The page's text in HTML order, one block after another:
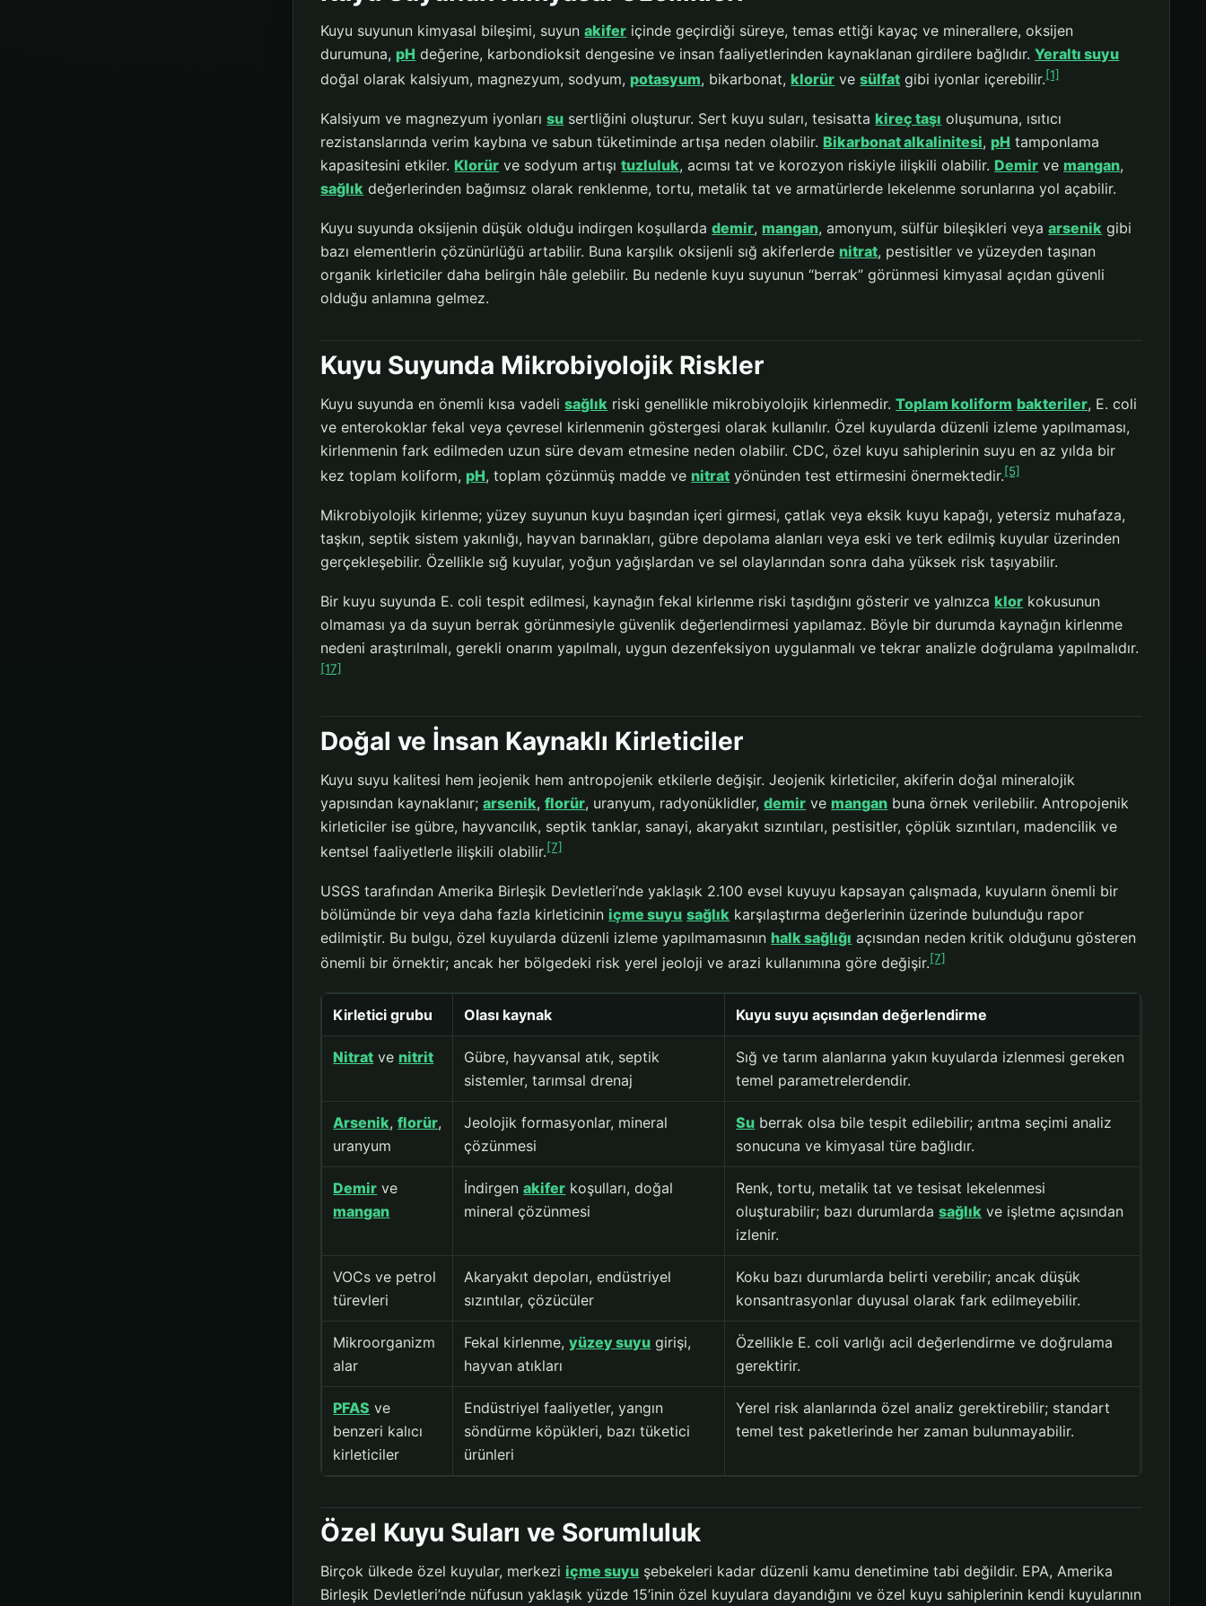
Kuyu suyunun kimyasal bileşimi, suyunakifer içinde geçirdiği süreye, temas ettiği kayaç ve minerallere, oksijen
durumuna, pH değerine, karbondioksit dengesine ve insan faaliyetlerinden kaynaklanan girdilere bağlıdır.Yeraltı suyu
doğal olarak kalsiyum, magnezyum, sodyum, potasyum, bikarbonat, klorür vesülfat gibi iyonlar içerebilir.[1]
Kalsiyum ve magnezyum iyonlarısu sertliğini oluşturur. Sert kuyu suları, tesisatta kireç taşı oluşumuna, ısıtıcı
rezistanslarında verim kaybına ve sabun tüketiminde artışa neden olabilir. Bikarbonat alkalinitesi, pH tamponlama
kapasitesini etkiler. Klorür ve sodyum artışıtuzluluk, acımsı tat ve korozyon riskiyle ilişkili olabilir. Demir ve mangan,
sağlık değerlerinden bağımsız olarak renklenme, tortu, metalik tat ve armatürlerde lekelenme sorunlarına yol açabilir.
Kuyu suyunda oksijenin düşük olduğu indirgen koşullardademir, mangan, amonyum, sülfür bileşikleri veyaarsenik gibi
bazı elementlerin çözünürlüğü artabilir. Buna karşılık oksijenli sığ akiferlerde nitrat, pestisitler ve yüzeyden taşınan
organik kirleticiler daha belirgin hâle gelebilir. Bu nedenle kuyu suyunun “berrak” görünmesi kimyasal açıdan güvenli
olduğu anlamına gelmez.
Kuyu Suyunda Mikrobiyolojik Riskler
Kuyu suyunda en önemli kısa vadelisağlık riski genellikle mikrobiyolojik kirlenmedir.Toplam koliform bakteriler, E. coli
ve enterokoklar fekal veya çevresel kirlenmenin göstergesi olarak kullanılır. Özel kuyularda düzenli izleme yapılmaması,
kirlenmenin fark edilmeden uzun süre devam etmesine neden olabilir. CDC, özel kuyu sahiplerinin suyu en az yılda bir
kez toplam koliform, pH, toplam çözünmüş madde ve nitrat yönünden test ettirmesini önermektedir.[5]
Mikrobiyolojik kirlenme; yüzey suyunun kuyu başından içeri girmesi, çatlak veya eksik kuyu kapağı, yetersiz muhafaza,
taşkın, septik sistem yakınlığı, hayvan barınakları, gübre depolama alanları veya eski ve terk edilmiş kuyular üzerinden
gerçekleşebilir. Özellikle sığ kuyular, yoğun yağışlardan ve sel olaylarından sonra daha yüksek risk taşıyabilir.
Bir kuyu suyunda E. coli tespit edilmesi, kaynağın fekal kirlenme riski taşıdığını gösterir ve yalnızca klor kokusunun
olmaması ya da suyun berrak görünmesiyle güvenlik değerlendirmesi yapılamaz. Böyle bir durumda kaynağın kirlenme
nedeni araştırılmalı, gerekli onarım yapılmalı, uygun dezenfeksiyon uygulanmalı ve tekrar analizle doğrulama yapılmalıdır.
[17]
Doğal ve İnsan Kaynaklı Kirleticiler
Kuyu suyu kalitesi hem jeojenik hem antropojenik etkilerle değişir. Jeojenik kirleticiler, akiferin doğal mineralojik
yapısından kaynaklanır;arsenik,florür, uranyum, radyonüklidler,demir ve mangan buna örnek verilebilir. Antropojenik
kirleticiler ise gübre, hayvancılık, septik tanklar, sanayi, akaryakıt sızıntıları, pestisitler, çöplük sızıntıları, madencilik ve
kentsel faaliyetlerle ilişkili olabilir.[7]
USGS tarafından Amerika Birleşik Devletleri’nde yaklaşık 2.100 evsel kuyuyu kapsayan çalışmada, kuyuların önemli bir
bölümünde bir veya daha fazla kirleticinin içme suyu sağlık karşılaştırma değerlerinin üzerinde bulunduğu rapor
edilmiştir. Bu bulgu, özel kuyularda düzenli izleme yapılmamasının halk sağlığı açısından neden kritik olduğunu gösteren
önemli bir örnektir; ancak her bölgedeki risk yerel jeoloji ve arazi kullanımına göre değişir.[7]
Kirletici grubu Olası kaynak Kuyu suyu açısından değerlendirme
Nitrat ve nitrit
Gübre, hayvansal atık, septik
sistemler, tarımsal drenaj
Sığ ve tarım alanlarına yakın kuyularda izlenmesi gereken
temel parametrelerdendir.
Arsenik,florür,
uranyum
Jeolojik formasyonlar, mineral
çözünmesi
Su berrak olsa bile tespit edilebilir; arıtma seçimi analiz
sonucuna ve kimyasal türe bağlıdır.
Demir ve
mangan
İndirgenakifer koşulları, doğal
mineral çözünmesi
Renk, tortu, metalik tat ve tesisat lekelenmesi
oluşturabilir; bazı durumlardasağlık ve işletme açısından
izlenir.
VOCs ve petrol
türevleri
Akaryakıt depoları, endüstriyel
sızıntılar, çözücüler
Koku bazı durumlarda belirti verebilir; ancak düşük
konsantrasyonlar duyusal olarak fark edilmeyebilir.
Mikroorganizm
alar
Fekal kirlenme,yüzey suyu girişi,
hayvan atıkları
Özellikle E. coli varlığı acil değerlendirme ve doğrulama
gerektirir.
PFAS ve
benzeri kalıcı
kirleticiler
Endüstriyel faaliyetler, yangın
söndürme köpükleri, bazı tüketici
ürünleri
Yerel risk alanlarında özel analiz gerektirebilir; standart
temel test paketlerinde her zaman bulunmayabilir.
Özel Kuyu Suları ve Sorumluluk
Birçok ülkede özel kuyular, merkezi içme suyu şebekeleri kadar düzenli kamu denetimine tabi değildir. EPA, Amerika
Birleşik Devletleri’nde nüfusun yaklaşık yüzde 15’inin özel kuyulara dayandığını ve özel kuyu sahiplerinin kendi kuyularının